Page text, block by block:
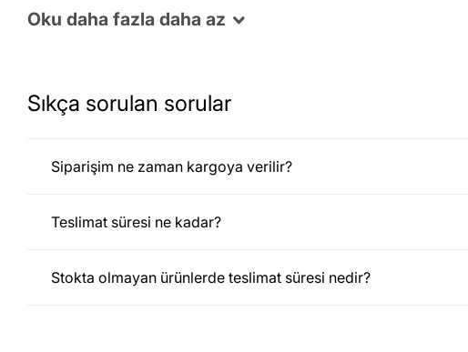
fotosel sensördür.M18 gövde çapına sahip bu
Bu sensör,10-30V DC çalışma voltajına sahip olup,
Cisimden yansımalı algılama teknolojisi
entegrasyonunu kolaylaştırır.
Dayanıklı ve kompakt tasarımı, yüksek hassasiyeti
Oku daha fazla daha az
Sıkça sorulan sorular
Siparişim ne zaman kargoya verilir?
Teslimat süresi ne kadar?
Stokta olmayan ürünlerde teslimat süresi nedir?